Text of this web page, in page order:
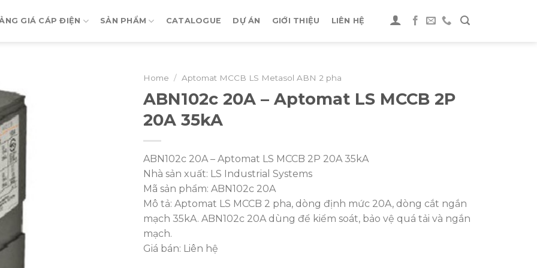
GIÁ CÁP ĐIỆN SẢN PHẨM CATALOGUE DỰ ÁN GIỚI THIỆU LIÊN HỆ
Home / Aptomat MCCB LS Metasol ABN 2 pha
ABN102c 20A – Aptomat LS MCCB 2P
20A 35kA
ABN102c 20A – Aptomat LS MCCB 2P 20A 35kA
Nhà sản xuất: LS Industrial Systems
Mã sản phẩm: ABN102c 20A
Mô tả: Aptomat LS MCCB 2 pha, dòng định mức 20A, dòng cắt ngắn
mạch 35kA. ABN102c 20A dùng để kiểm soát, bảo vệ quá tải và ngắn
mạch.
Giá bán: Liên hệ